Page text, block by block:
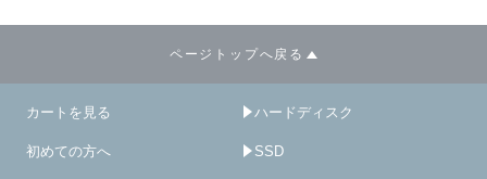
ページトップへ戻る
カートを見る
初めての方へ
ハードディスク
SSD